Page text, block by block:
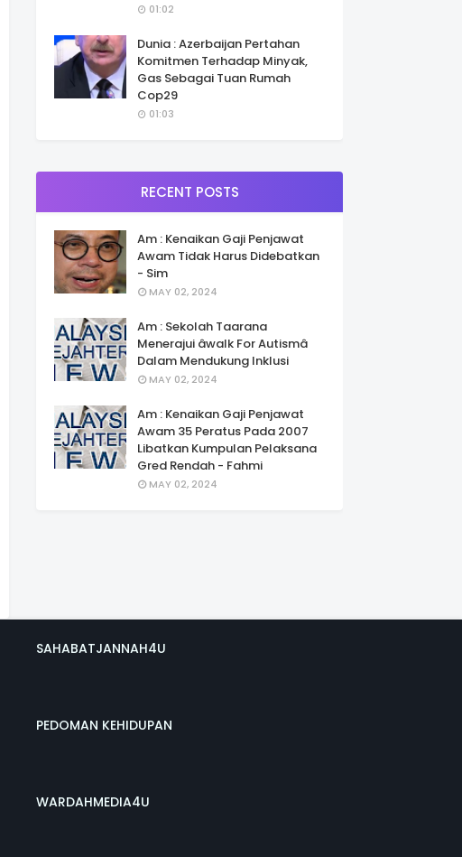
01:02
Dunia : Azerbaijan Pertahan
Komitmen Terhadap Minyak,
Gas Sebagai Tuan Rumah
Cop29
01:03
RECENT POSTS
Am : Kenaikan Gaji Penjawat
Awam Tidak Harus Didebatkan
- Sim
MAY 02, 2024
Am : Sekolah Taarana
Menerajui âwalk For Autismâ
Dalam Mendukung Inklusi
MAY 02, 2024
Am : Kenaikan Gaji Penjawat
Awam 35 Peratus Pada 2007
Libatkan Kumpulan Pelaksana
Gred Rendah - Fahmi
MAY 02, 2024
SAHABATJANNAH4U
PEDOMAN KEHIDUPAN
WARDAHMEDIA4U